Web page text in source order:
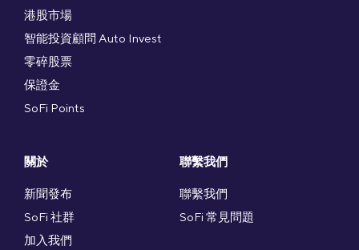
港股市場
智能投資顧問 Auto Invest
零碎股票
保證金
SoFi Points
關於
新聞發布
SoFi 社群
加入我們
聯繫我們
聯繫我們
SoFi 常見問題